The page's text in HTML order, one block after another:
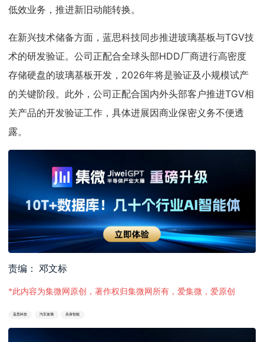
低效业务，推进新旧动能转换。
在新兴技术储备方面，蓝思科技同步推进玻璃基板与TGV技
术的研发验证。公司正配合全球头部HDD厂商进行高密度
存储硬盘的玻璃基板开发，2026年将是验证及小规模试产
的关键阶段。此外，公司正配合国内外头部客户推进TGV相
关产品的开发验证工作，具体进展因商业保密义务不便透
露。
责编： 邓文标
*此内容为集微网原创，著作权归集微网所有，爱集微，爱原创
蓝思科技 汽车玻璃 具身智能